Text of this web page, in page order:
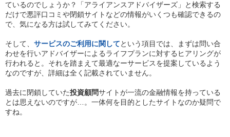
ているのでしょうか？「アライアンスアドバイザーズ」と検索する
だけで悪評口コミや閉鎖サイトなどの情報がいくつも確認できるの
で、気になる方は試してみてください。
そして、 サービスのご利用に関してという項目では、まずは問い合
わせを行いアドバイザーによるライフプランに対するヒアリングが
行われると。それを踏まえて最適なーサービスを提案しているよう
なのですが、詳細は全く記載されていません。
過去に閉鎖していた投資顧問サイトが一流の金融情報を持っている
とは思えないのですが…。一体何を目的としたサイトなのか疑問で
すね。